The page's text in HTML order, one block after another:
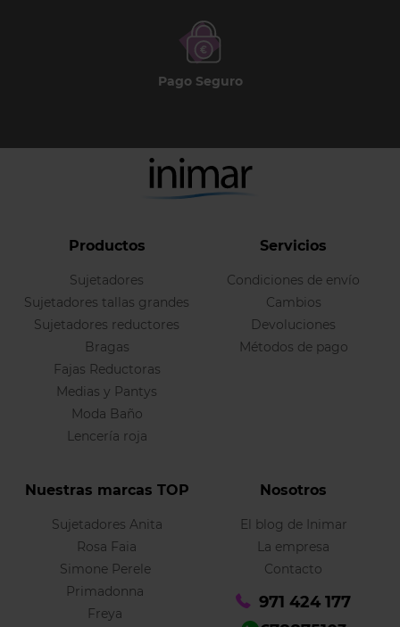
Pago Seguro
Productos
Sujetadores
Sujetadores tallas grandes
Sujetadores reductores
Bragas
Fajas Reductoras
Medias y Pantys
Moda Baño
Lencería roja
Servicios
Condiciones de envío
Cambios
Devoluciones
Métodos de pago
Nuestras marcas TOP
Sujetadores Anita
Rosa Faia
Simone Perele
Primadonna
Freya
Nosotros
El blog de Inimar
La empresa
Contacto
971 424 177